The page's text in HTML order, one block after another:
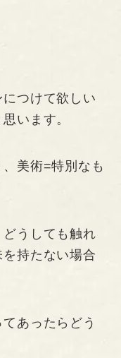
つけて欲しい
います。
美術=特別なも
うしても触れ
持たない場合
あったらどう